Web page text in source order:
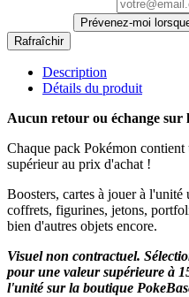
Prévenez-moi
Description
Détails du produit
Aucun retour ou échange sur
Chaque pack Pokémon
supérieur au prix d'achat !
Boosters, cartes à jouer à
coffrets, figurines, jetons,
bien d'autres objets encore.
Visuel non contractuel.
pour une valeur supérieure à
l'unité sur la boutique